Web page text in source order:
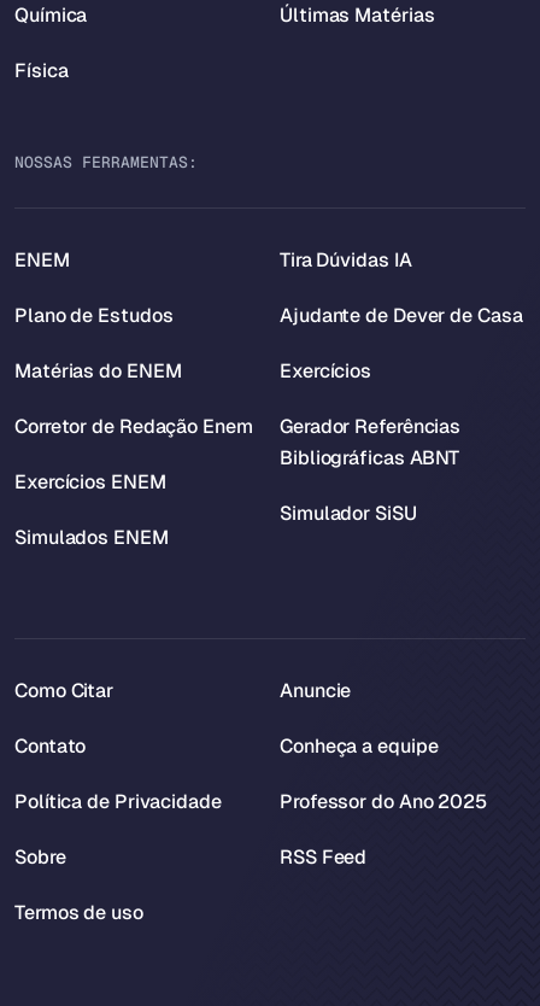
Química
Física
Últimas Matérias
NOSSAS FERRAMENTAS:
ENEM
Plano de Estudos
Matérias do ENEM
Corretor de Redação Enem
Exercícios ENEM
Simulados ENEM
Tira Dúvidas IA
Ajudante de Dever de Casa
Exercícios
Gerador Referências
Bibliográficas ABNT
Simulador SiSU
Como Citar
Contato
Política de Privacidade
Sobre
Termos de uso
Anuncie
Conheça a equipe
Professor do Ano 2025
RSS Feed